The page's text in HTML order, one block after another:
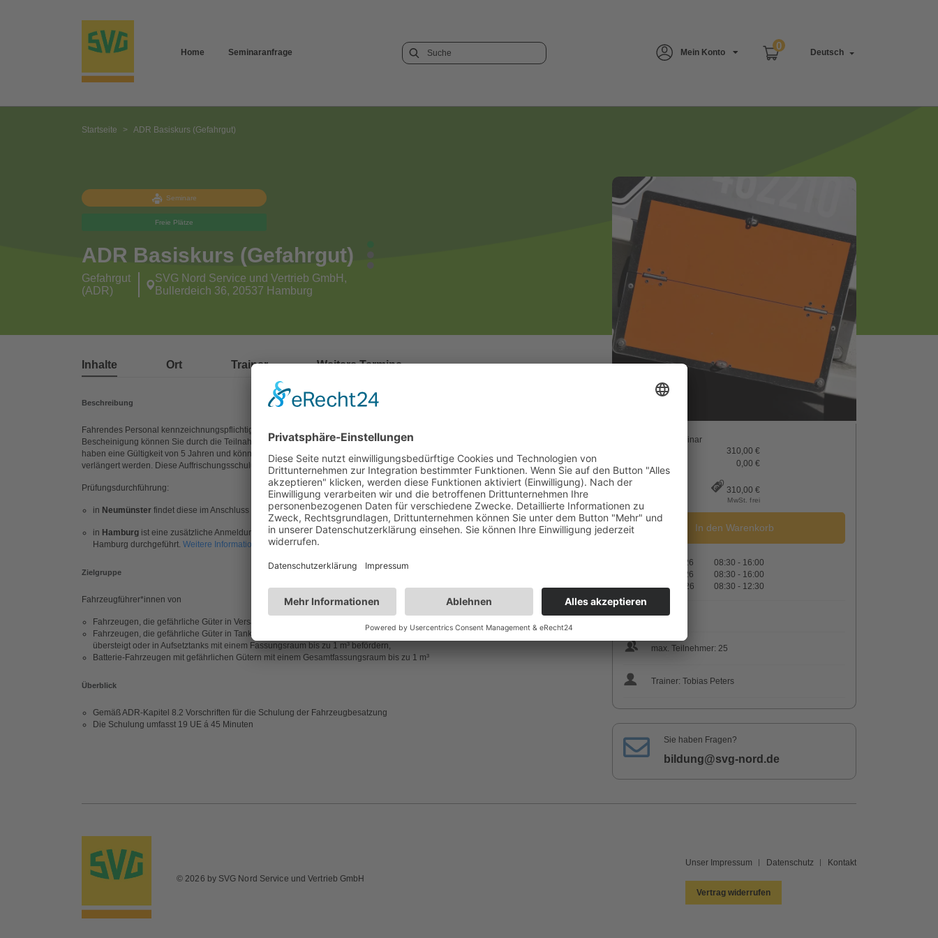
Home Seminaranfrage Mein Konto
0
Deutsch
Startseite ADR Basiskurs (Gefahrgut)
Seminare
Freie Plätze
ADR Basiskurs (Gefahrgut)
Gefahrgut
(ADR)
SVG Nord Service und Vertrieb GmbH,
Bullerdeich 36, 20537 Hamburg
Inhalte Ort Trainer Weitere Termine
Beschreibung
Fahrendes Personal kennzeichnungspflichtiger Fahrzeuge muss eine gültige ADR-Bescheinigung vorweisen können. Diese
Bescheinigung können Sie durch die Teilnahme an einem ADR Basiskurs für Stück- und Schüttgüter erwerben. ADR-Bescheinigungen
haben eine Gültigkeit von 5 Jahren und können vor Ablauf durch Absolvierung einer Auffrischungsschulung um weitere 5 Jahre
verlängert werden. Diese Auffrischungsschulung muss innerhalb von 12 Monaten vor Ablauf absolviert werden.
Prüfungsdurchführung:
in Neumünster findet diese im Anschluss an das Seminar statt.
in Hamburg ist eine zusätzliche Anmeldung für die Prüfung bei der HK erforderlich. Die Prüfungen werden direkt bei der HK
Hamburg durchgeführt. Weitere Informationen auf der Webseite der HK Hamburg.
Zielgruppe
Fahrzeugführer*innen von
Fahrzeugen, die gefährliche Güter in Versandstücken oder in loser Schüttung befördern,
Fahrzeugen, die gefährliche Güter in Tankcontainern, ortsbeweglichen Tanks oder MEGC deren Einzelfassungsraum 3 m³ nicht
übersteigt oder in Aufsetztanks mit einem Fassungsraum bis zu 1 m³ befördern,
Batterie-Fahrzeugen mit gefährlichen Gütern mit einem Gesamtfassungsraum bis zu 1 m³
Überblick
Gemäß ADR-Kapitel 8.2 Vorschriften für die Schulung der Fahrzeugbesatzung
Die Schulung umfasst 19 UE á 45 Minuten
Preis pro Seminar
310,00 €
0,00 €
310,00 €
MwSt. frei
In den Warenkorb
21.11.2026
28.11.2026
05.12.2026
08:30 - 16:00
08:30 - 16:00
08:30 - 12:30
3 Tage
max. Teilnehmer: 25
Trainer: Tobias Peters
Sie haben Fragen?
bildung@svg-nord.de
© 2026 by SVG Nord Service und Vertrieb GmbH
Unser Impressum Datenschutz Kontakt
Vertrag widerrufen